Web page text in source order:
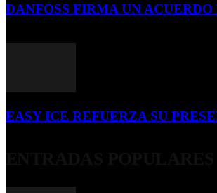
DANFOSS FIRMA UN
EASY ICE REFUERZA SU